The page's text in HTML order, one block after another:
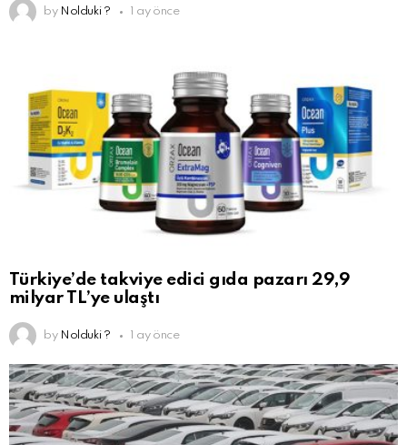
by Nolduki ? 1 ay önce
Türkiye’de takviye edici gıda pazarı 29,9
milyar TL’ye ulaştı
by Nolduki ? 1 ay önce